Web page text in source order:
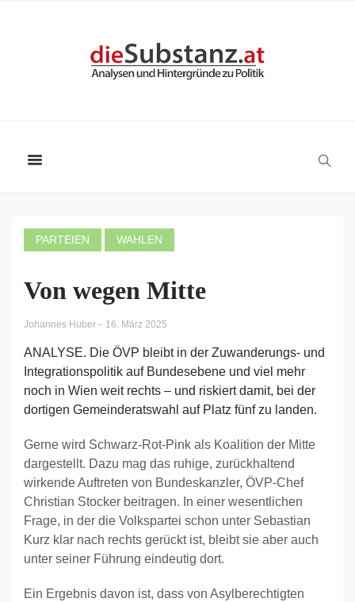
PARTEIEN WAHLEN
Von wegen Mitte
Johannes Huber - 16. März 2025
ANALYSE. Die ÖVP bleibt in der Zuwanderungs- und
Integrationspolitik auf Bundesebene und viel mehr
noch in Wien weit rechts – und riskiert damit, bei der
dortigen Gemeinderatswahl auf Platz fünf zu landen.
Gerne wird Schwarz-Rot-Pink als Koalition der Mitte
dargestellt. Dazu mag das ruhige, zurückhaltend
wirkende Auftreten von Bundeskanzler, ÖVP-Chef
Christian Stocker beitragen. In einer wesentlichen
Frage, in der die Volkspartei schon unter Sebastian
Kurz klar nach rechts gerückt ist, bleibt sie aber auch
unter seiner Führung eindeutig dort.
Ein Ergebnis davon ist, dass von Asylberechtigten